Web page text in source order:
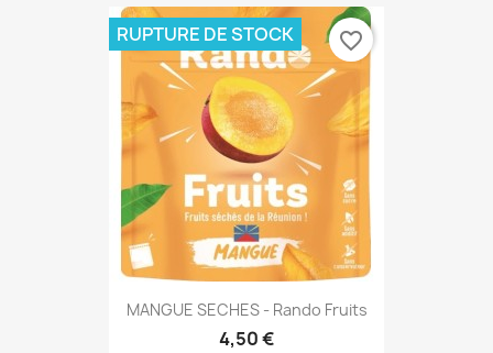
MANGUE SECHES - Rando Fruits
4,50 €
RUPTURE DE STOCK favorite_border